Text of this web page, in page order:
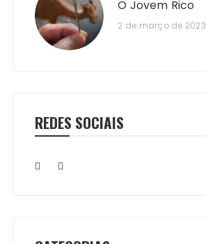
O Jovem Rico
2 de março de 2023
REDES SOCIAIS